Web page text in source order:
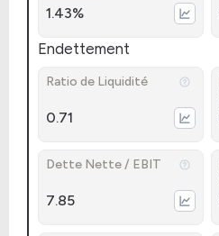
1.43%
Endettement
Ratio de Liquidité
0.71
Dette Nette / EBIT
7.85